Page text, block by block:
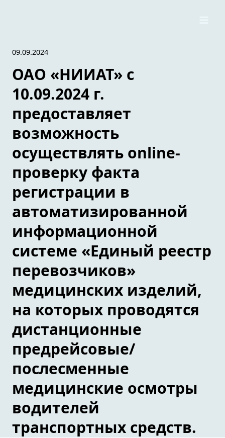
09.09.2024
ОАО «НИИАТ» с
10.09.2024 г.
предоставляет
возможность
осуществлять online-
проверку факта
регистрации в
автоматизированной
информационной
системе «Единый реестр
перевозчиков»
медицинских изделий,
на которых проводятся
дистанционные
предрейсовые/
послесменные
медицинские осмотры
водителей
транспортных средств.